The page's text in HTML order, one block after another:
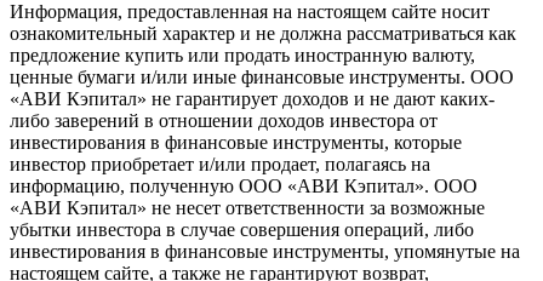
Информация, предоставленная на настоящем сайте носит
ознакомительный характер и не должна рассматриваться как
предложение купить или продать иностранную валюту,
ценные бумаги и/или иные финансовые инструменты. ООО
«АВИ Кэпитал» не гарантирует доходов и не дают каких-
либо заверений в отношении доходов инвестора от
инвестирования в финансовые инструменты, которые
инвестор приобретает и/или продает, полагаясь на
информацию, полученную ООО «АВИ Кэпитал». ООО
«АВИ Кэпитал» не несет ответственности за возможные
убытки инвестора в случае совершения операций, либо
инвестирования в финансовые инструменты, упомянутые на
настоящем сайте, а также не гарантируют возврат,